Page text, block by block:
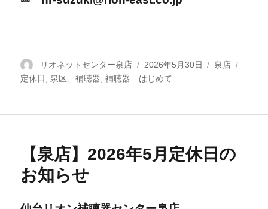
投
稿
リオネットセンター泉店
投
稿
2026年5月30日
カ
泉店
定休日 泉区、補聴器 ,補聴器 はじめて
【泉店】2026年5月定休日の
お知らせ